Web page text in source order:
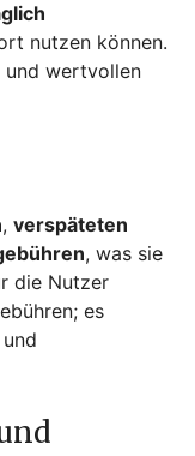
nutzen können.
und wertvollen
, verspäteten
, was sie
die Nutzer
es
und